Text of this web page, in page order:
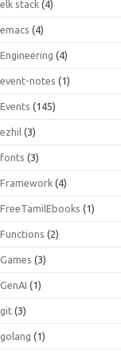
elk stack (4)
emacs (4)
Engineering (4)
event-notes (1)
Events (145)
ezhil (3)
fonts (3)
Framework (4)
FreeTamilEbooks (1)
Functions (2)
Games (3)
GenAI (1)
git (3)
golang (1)